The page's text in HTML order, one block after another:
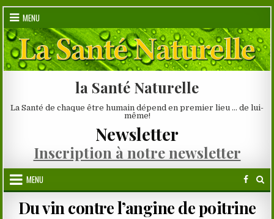
Skip
content
MENU
la Santé Naturelle
La Santé de chaque être humain dépend en premier lieu … de lui-
même!
Newsletter
Inscription à notre newsletter
MENU
Du vin contre l’angine de poitrine